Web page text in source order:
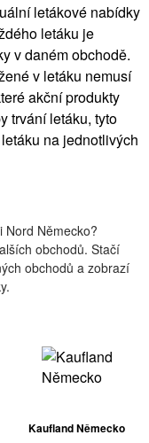
letákové nabídky
letáku je
v daném obchodě.
v letáku nemusí
akční produkty
trvání letáku, tyto
na jednotlivých
Nord Německo?
obchodů. Stačí
obchodů a zobrazí
Kaufland Německo